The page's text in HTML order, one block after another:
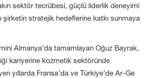
sektör tecrübesi, güçlü liderlik deneyimi
şirketin stratejik hedeflerine katkı sunmaya
Almanya’da tamamlayan Oğuz Bayrak,
kariyerine kozmetik sektöründe
yıllarda Fransa’da ve Türkiye’de Ar-Ge